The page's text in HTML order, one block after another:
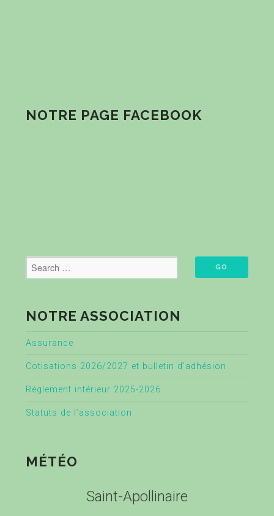
NOTRE PAGE FACEBOOK
NOTRE ASSOCIATION
Assurance
Cotisations 2026/2027 et bulletin d’adhésion
Règlement intérieur 2025-2026
Statuts de l’association
MÉTÉO
Saint-Apollinaire